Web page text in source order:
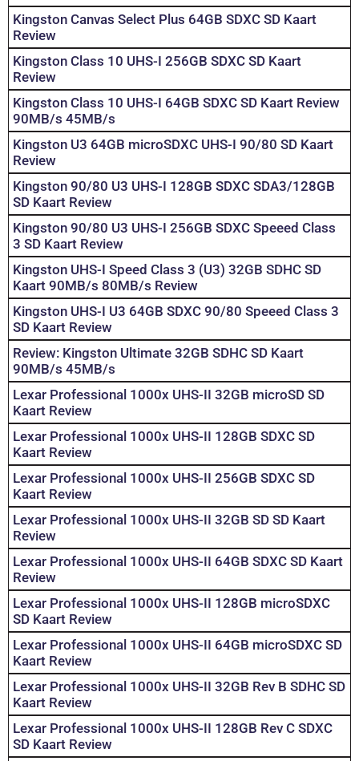
Kingston Canvas Select Plus 64GB SDXC SD Kaart
Review
Kingston Class 10 UHS-I 256GB SDXC SD Kaart
Review
Kingston Class 10 UHS-I 64GB SDXC SD Kaart Review
90MB/s 45MB/s
Kingston U3 64GB microSDXC UHS-I 90/80 SD Kaart
Review
Kingston 90/80 U3 UHS-I 128GB SDXC SDA3/128GB
SD Kaart Review
Kingston 90/80 U3 UHS-I 256GB SDXC Speeed Class
3 SD Kaart Review
Kingston UHS-I Speed Class 3 (U3) 32GB SDHC SD
Kaart 90MB/s 80MB/s Review
Kingston UHS-I U3 64GB SDXC 90/80 Speeed Class 3
SD Kaart Review
Review: Kingston Ultimate 32GB SDHC SD Kaart
90MB/s 45MB/s
Lexar Professional 1000x UHS-II 32GB microSD SD
Kaart Review
Lexar Professional 1000x UHS-II 128GB SDXC SD
Kaart Review
Lexar Professional 1000x UHS-II 256GB SDXC SD
Kaart Review
Lexar Professional 1000x UHS-II 32GB SD SD Kaart
Review
Lexar Professional 1000x UHS-II 64GB SDXC SD Kaart
Review
Lexar Professional 1000x UHS-II 128GB microSDXC
SD Kaart Review
Lexar Professional 1000x UHS-II 64GB microSDXC SD
Kaart Review
Lexar Professional 1000x UHS-II 32GB Rev B SDHC SD
Kaart Review
Lexar Professional 1000x UHS-II 128GB Rev C SDXC
SD Kaart Review